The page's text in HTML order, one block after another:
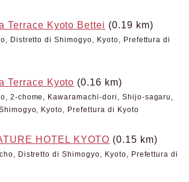
Terrace Kyoto Bettei (0.19 km)
Distretto di Shimogyo, Kyoto, Prefettura di
Terrace Kyoto (0.16 km)
2-chome, Kawaramachi-dori, Shijo-sagaru,
Kyoto, Prefettura di Kyoto
HOTEL KYOTO (0.15 km)
Distretto di Shimogyo, Kyoto, Prefettura di